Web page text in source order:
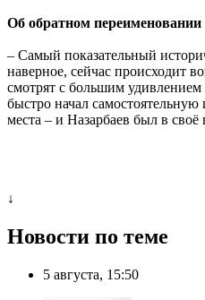
Об обратном
– Самый показательный
наверное, сейчас происходит
смотрят с большим удивлением
быстро начал самостоятельную
места – и Назарбаев был в
↓
Новости по теме
5 августа, 15:50